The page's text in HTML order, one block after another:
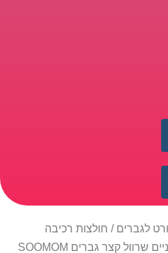
לגברים / חולצות רכיבה
/ חולצת רכיבה אופניים שרוול קצר גברים SOOMOM